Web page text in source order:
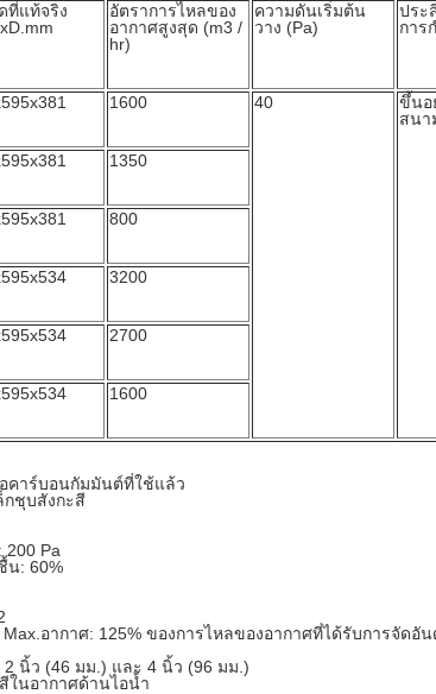
ที่แท้จริง
อัตราการไหลของ
อากาศสูงสุด (m3 /
hr)
ความดันเริ่มต้น
วาง (Pa)
ประ
การ
1600 40
ขึ้นอ
สนา
1350
800
3200
2700
1600
คาร์บอนกัมมันต์ที่ใช้แล้ว
กชุบสังกะสี
Pa
น: 60%
อากาศ: 125% ของการไหลของอากาศที่ได้รับการจัดอั
นิ้ว (46 มม.) และ 4 นิ้ว (96 มม.)
ในอากาศด้านไอน้ำ